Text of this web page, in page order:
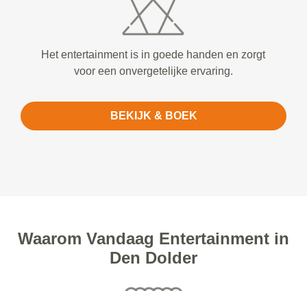
Het entertainment is in goede handen en zorgt
voor een onvergetelijke ervaring.
BEKIJK & BOEK
Waarom Vandaag Entertainment in
Den Dolder